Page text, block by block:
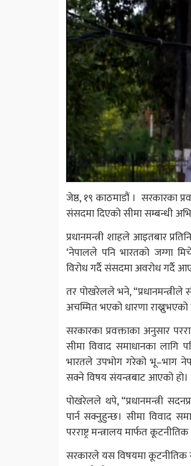
जेष्ठ, १९ काठमाडौं । सरकारका
संसदमा दिएको सीमा सम्बन्धी
प्रधानमन्त्री शाहले आइतबार
‘नेपालले पनि भारतको जग्गा
विरोध गर्दै संसदमा अवरोध गर्दै
तर पोखरेलले भने,
अचम्मित भएको धारणा राख्नुभएको
सरकारका प्रवक्ताका अनुसार
सीमा विवाद समाधानका लागि
भारतले उपभोग गरेको भू–भाग
सक्ने विषय संयन्त्रबाट आएको हो।
पोखरेलले थपे, “प्रधानमन्त्री
पार्न सक्नुहुन्छ। सीमा विवाद
परराष्ट्र मन्त्रालय मार्फत
सरकारले यस विषयमा कूटनीतिक